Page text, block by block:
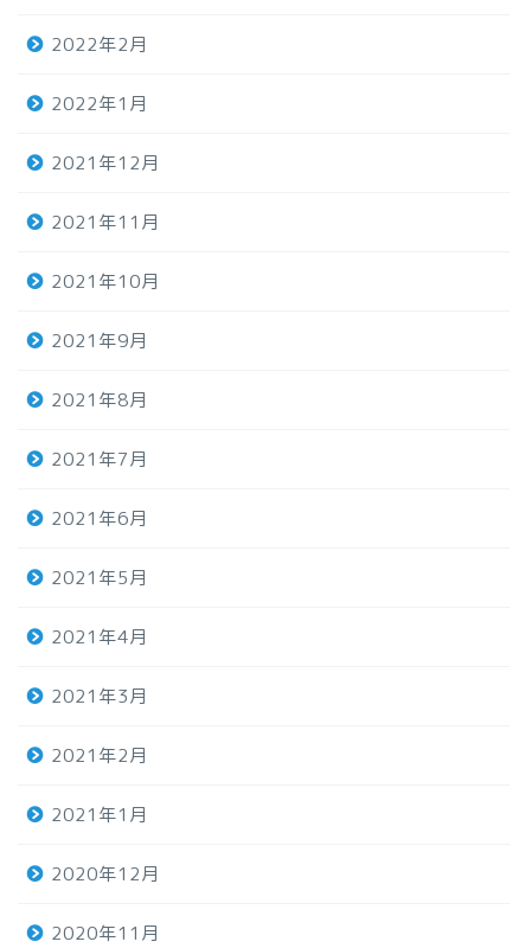
2022年2月
2022年1月
2021年12月
2021年11月
2021年10月
2021年9月
2021年8月
2021年7月
2021年6月
2021年5月
2021年4月
2021年3月
2021年2月
2021年1月
2020年12月
2020年11月